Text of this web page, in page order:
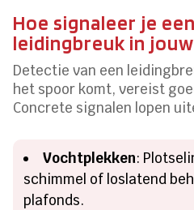
Hoe signaleer je
leidingbreuk in
Detectie van een
het spoor komt, vereist
Concrete signalen lopen
Vochtplekken:
schimmel of loslatend
plafonds.